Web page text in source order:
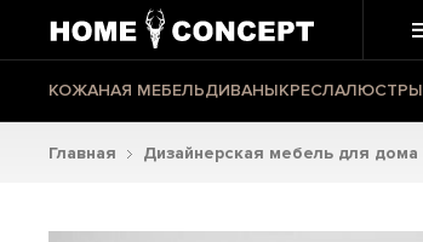
КОЖАНАЯ МЕБЕЛЬДИВАНЫКРЕСЛАЛЮСТРЫ
Главная Дизайнерская мебель для дома